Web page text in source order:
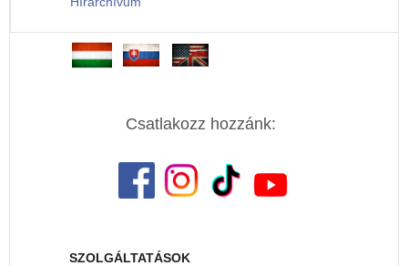
Csatlakozz hozzánk:
SZOLGÁLTATÁSOK